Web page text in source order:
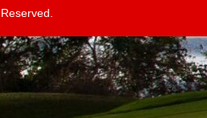
Reserved.